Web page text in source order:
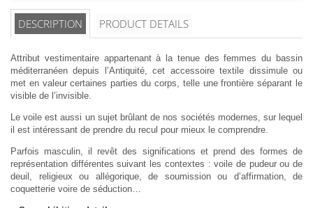
DESCRIPTION PRODUCT DETAILS
Attribut vestimentaire appartenant à la tenue des femmes du bassin
méditerranéen depuis l’Antiquité, cet accessoire textile dissimule ou
met en valeur certaines parties du corps, telle une frontière séparant le
visible de l’invisible.
Le voile est aussi un sujet brûlant de nos sociétés modernes, sur lequel
il est intéressant de prendre du recul pour mieux le comprendre.
Parfois masculin, il revêt des significations et prend des formes de
représentation différentes suivant les contextes : voile de pudeur ou de
deuil, religieux ou allégorique, de soumission ou d’affirmation, de
coquetterie voire de séduction…